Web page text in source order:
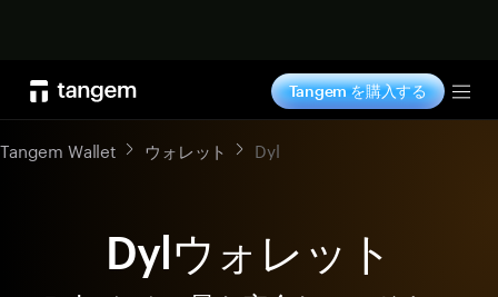
Tangem を購入する
Tangem Wallet ウォレット Dyl
Dylウォレット